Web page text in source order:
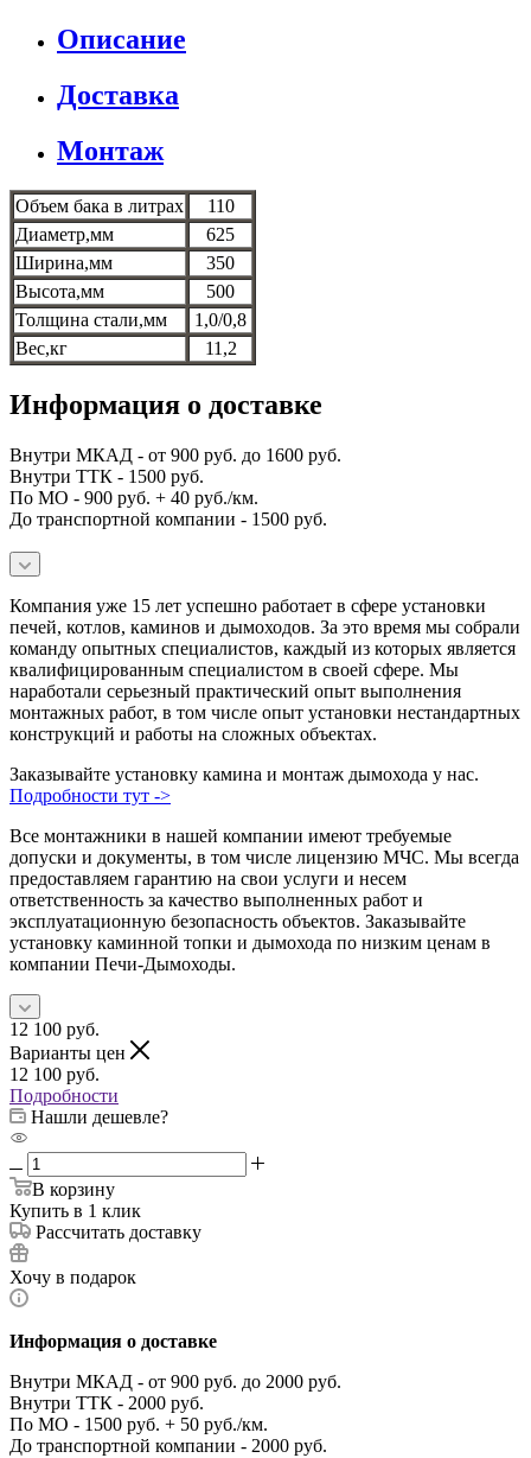
Описание
Доставка
Монтаж
Объем бака в литрах
110
Диаметр,мм
625
Ширина,мм
350
Высота,мм
500
Толщина стали,мм
1,0/0,8
Вес,кг
11,2
Информация о доставке
Внутри МКАД - от 900 руб. до 1600 руб.
Внутри ТТК - 1500 руб.
По МО - 900 руб. + 40 руб./км.
До транспортной компании - 1500 руб.
Компания уже 15 лет успешно работает в сфере установки
печей, котлов, каминов и дымоходов. За это время мы собрали
команду опытных специалистов, каждый из которых является
квалифицированным специалистом в своей сфере. Мы
наработали серьезный практический опыт выполнения
монтажных работ, в том числе опыт установки нестандартных
конструкций и работы на сложных объектах.
Заказывайте установку камина и монтаж дымохода у нас.
Подробности тут ->
Все монтажники в нашей компании имеют требуемые
допуски и документы, в том числе лицензию МЧС. Мы всегда
предоставляем гарантию на свои услуги и несем
ответственность за качество выполненных работ и
эксплуатационную безопасность объектов. Заказывайте
установку каминной топки и дымохода по низким ценам в
компании Печи-Дымоходы.
12 100 руб.
Варианты цен
12 100 руб.
Подробности
Нашли дешевле?
В корзину
Купить в 1 клик
Рассчитать доставку
Хочу в подарок
Информация о доставке
Внутри МКАД - от 900 руб. до 2000 руб.
Внутри ТТК - 2000 руб.
По МО - 1500 руб. + 50 руб./км.
До транспортной компании - 2000 руб.